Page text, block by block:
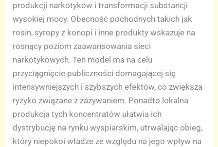
produkcji narkotyków i transformacji substancji
wysokiej mocy. Obecność pochodnych takich jak
rosin, syropy z konopi i inne produkty wskazuje na
rosnący poziom zaawansowania sieci
narkotykowych. Ten model ma na celu
przyciągnięcie publiczności domagającej się
intensywniejszych i szybszych efektów, co zwiększa
ryzyko związane z zażywaniem. Ponadto lokalna
produkcja tych koncentratów ułatwia ich
dystrybucję na rynku wyspiarskim, utrwalając obieg,
który niepokoi władze ze względu na jego wpływ na